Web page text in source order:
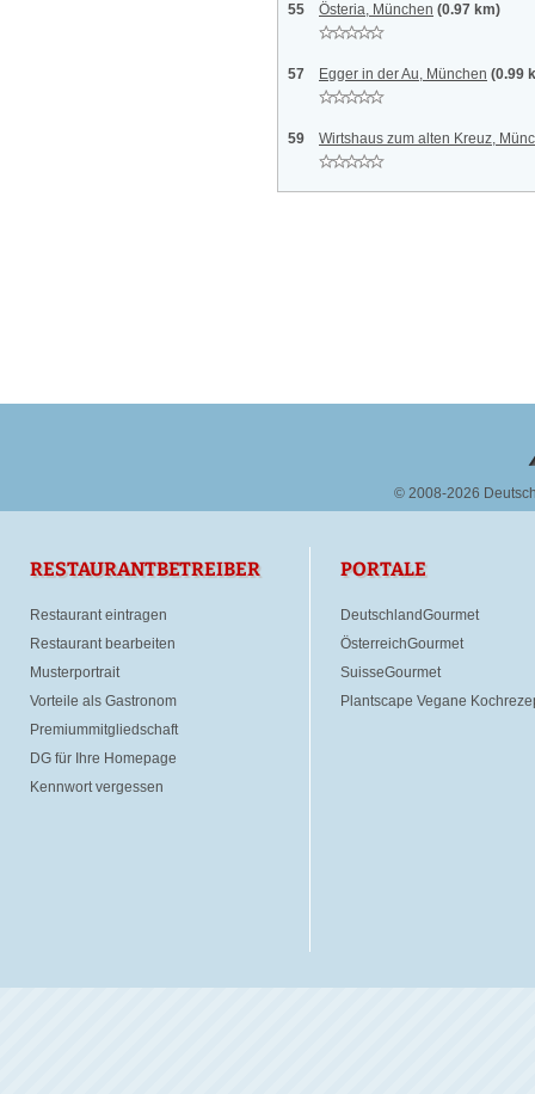
55 Österia, München (0.97 km)
57 Egger in der Au, München (0.99
59 Wirtshaus zum alten Kreuz,
© 2008-2026
RESTAURANTBETREIBER
Restaurant eintragen
Restaurant bearbeiten
Musterportrait
Vorteile als Gastronom
Premiummitgliedschaft
DG für Ihre Homepage
Kennwort vergessen
PORTALE
DeutschlandGourmet
ÖsterreichGourmet
SuisseGourmet
Plantscape Vegane